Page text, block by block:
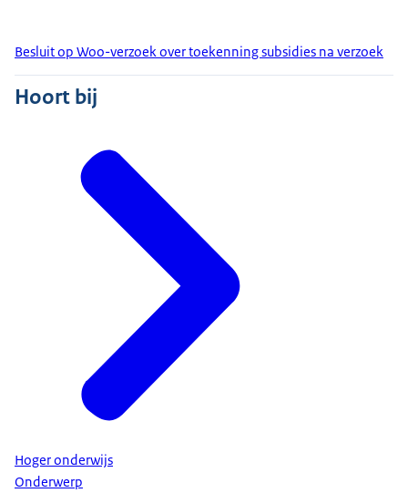
Besluit op Woo-verzoek over toekenning subsidies na verzoek
Hoort bij
Hoger onderwijs
Onderwerp